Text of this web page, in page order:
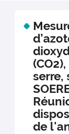
serre,
de